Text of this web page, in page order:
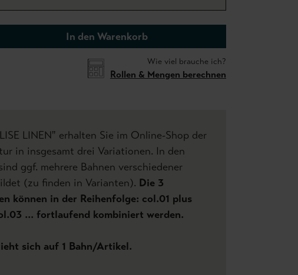
In den Warenkorb
Wie viel brauche ich?
Rollen & Mengen berechnen
LINEN" erhalten Sie im Online-Shop der
in insgesamt drei Variationen. In den
ggf. mehrere Bahnen verschiedener
(zu finden in Varianten). Die 3
können in der Reihenfolge: col.01 plus
... fortlaufend kombiniert werden.
sich auf 1 Bahn/Artikel.